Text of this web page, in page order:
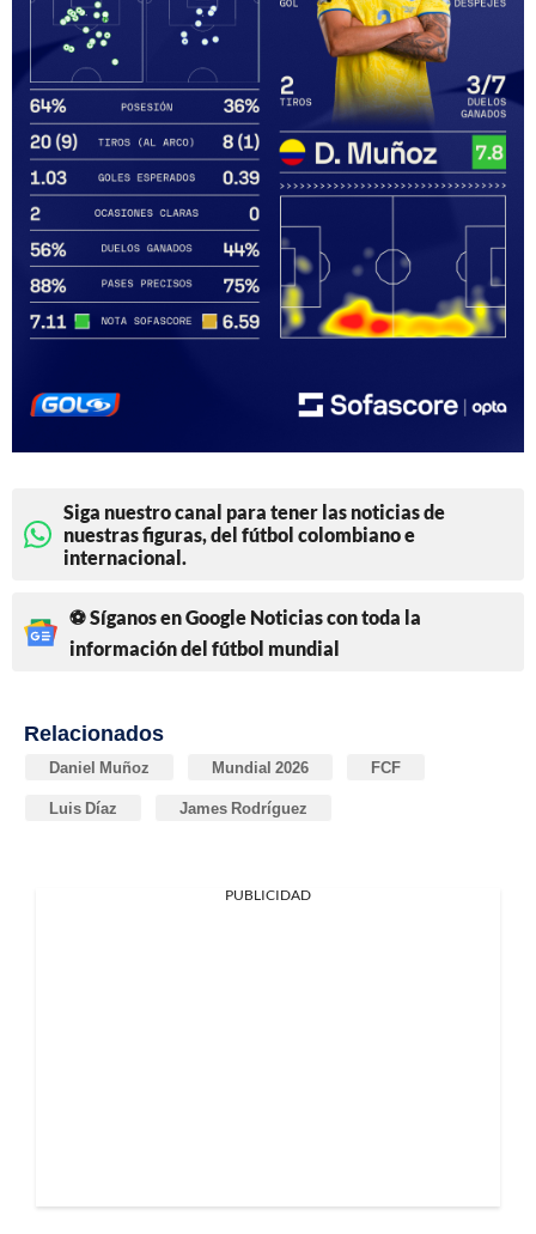
Siga nuestro canal para tener las noticias de
nuestras figuras, del fútbol colombiano e
internacional.
⚽ Síganos en Google Noticias con toda la
información del fútbol mundial
Relacionados
Daniel Muñoz Mundial 2026 FCF
Luis Díaz James Rodríguez
PUBLICIDAD